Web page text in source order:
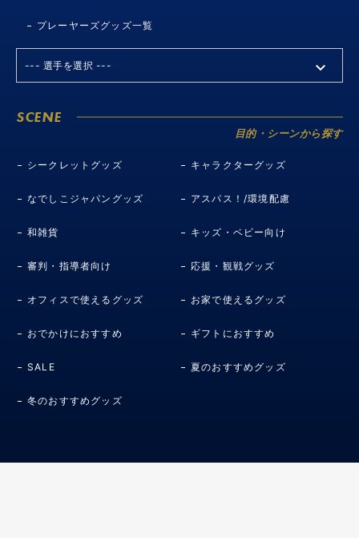
プレーヤーズグッズ一覧
SCENE
目的・シーンから探す
シークレットグッズ キャラクターグッズ
なでしこジャパングッズ アスパス！/環境配慮
和雑貨 キッズ・ベビー向け
審判・指導者向け 応援・観戦グッズ
オフィスで使えるグッズ お家で使えるグッズ
おでかけにおすすめ ギフトにおすすめ
SALE 夏のおすすめグッズ
冬のおすすめグッズ